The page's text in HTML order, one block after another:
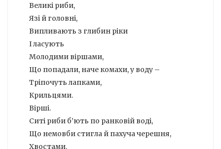
Великі риби,
Язі й головні,
Випливають з глибин ріки
І ласують
Молодими віршами,
Що попадали, наче комахи, у воду –
Тріпочуть лапками,
Крильцями.
Вірші.
Ситі риби б’ють по ранковій воді,
Що немовби стигла й пахуча черешня,
Хвостами.